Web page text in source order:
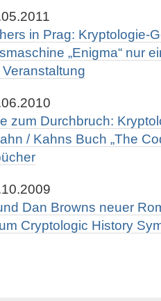
in Prag: Kryptologie-
„Enigma“ nur
zum Durchbruch:
/ Kahns Buch „The
Dan Browns neuer
Cryptologic History